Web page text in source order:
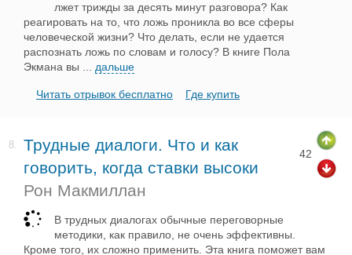
лжет трижды за десять минут разговора? Как
реагировать на то, что ложь проникла во все сферы
человеческой жизни? Что делать, если не удается
распознать ложь по словам и голосу? В книге Пола
Экмана вы
дальше
Читать отрывок бесплатно Где купить
8.
Трудные диалоги. Что и как
говорить, когда ставки высоки
Рон Макмиллан
42
В трудных диалогах обычные переговорные
методики, как правило, не очень эффективны.
Кроме того, их сложно применить. Эта книга поможет вам